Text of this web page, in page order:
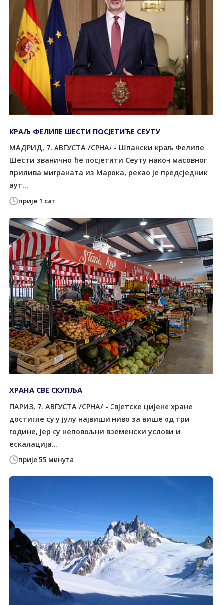
прије 1 сат
КРАЉ ФЕЛИПЕ ШЕСТИ ПОСЈЕТИЋЕ СЕУТУ
МАДРИД, 7. АВГУСТА /СРНА/ - Шпански краљ Фелипе
Шести званично ће посјетити Сеуту након масовног
прилива миграната из Марока, рекао је предсједник
аут...
прије 55 минута
ХРАНА СВЕ СКУПЉА
ПАРИЗ, 7. АВГУСТА /СРНА/ - Свјетске цијене хране
достигле су у јулу највиши ниво за више од три
године, јер су неповољни временски услови и
ескалација...